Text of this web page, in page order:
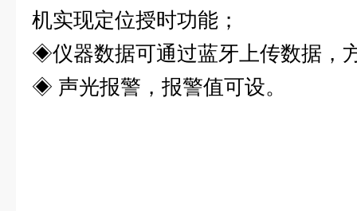
机实现定位授时功能；
◈仪器数据可通过蓝牙上传数据，
◈ 声光报警，报警值可设。